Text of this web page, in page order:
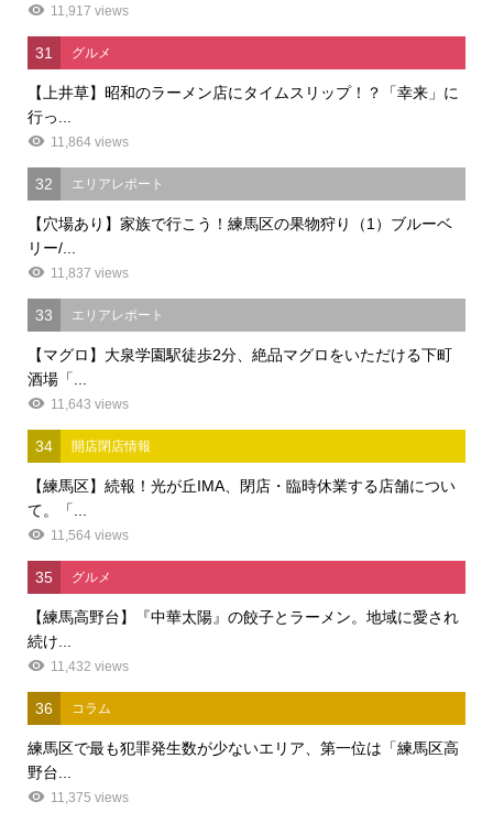
11,917 views
31 グルメ
【上井草】昭和のラーメン店にタイムスリップ！？「幸来」に
行っ...
11,864 views
32 エリアレポート
【穴場あり】家族で行こう！練馬区の果物狩り（1）ブルーベ
リー/...
11,837 views
33 エリアレポート
【マグロ】大泉学園駅徒歩2分、絶品マグロをいただける下町
酒場「...
11,643 views
34 開店閉店情報
【練馬区】続報！光が丘IMA、閉店・臨時休業する店舗につい
て。「...
11,564 views
35 グルメ
【練馬高野台】『中華太陽』の餃子とラーメン。地域に愛され
続け...
11,432 views
36 コラム
練馬区で最も犯罪発生数が少ないエリア、第一位は「練馬区高
野台...
11,375 views